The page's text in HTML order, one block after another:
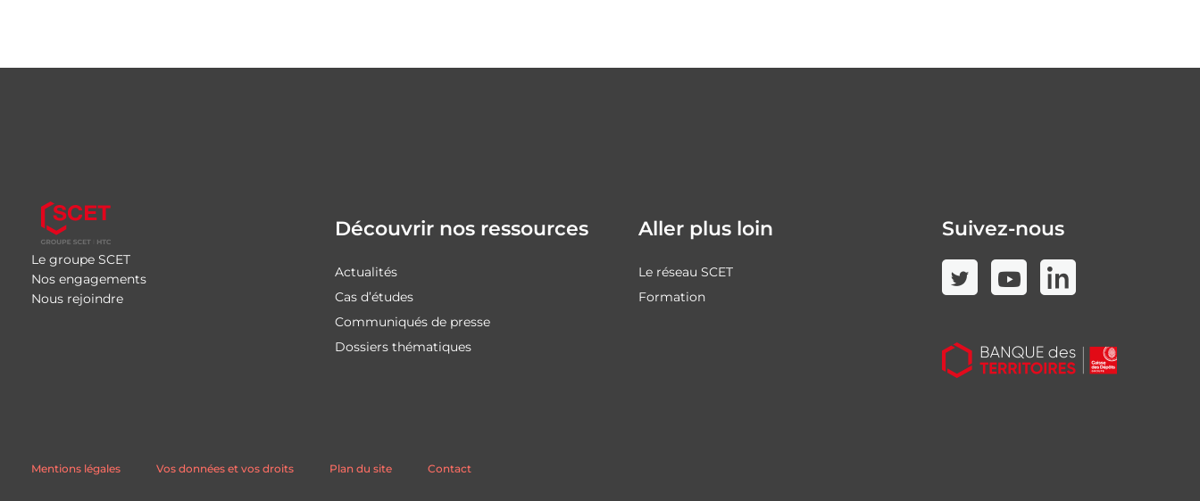
Le groupe SCET
Nos engagements
Nous rejoindre
Découvrir nos ressources
Actualités
Cas d’études
Communiqués de presse
Dossiers thématiques
Aller plus loin
Le réseau SCET
Formation
Suivez-nous
Mentions légales Vos données et vos droits Plan du site Contact